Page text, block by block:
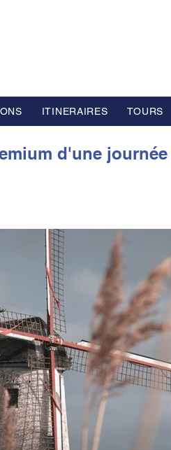
ITINERAIRES TOURS
d'une